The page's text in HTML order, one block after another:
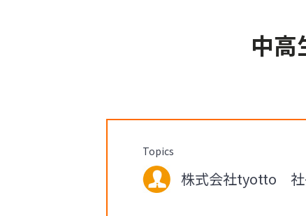
中高
Topics
株式会社tyotto 社